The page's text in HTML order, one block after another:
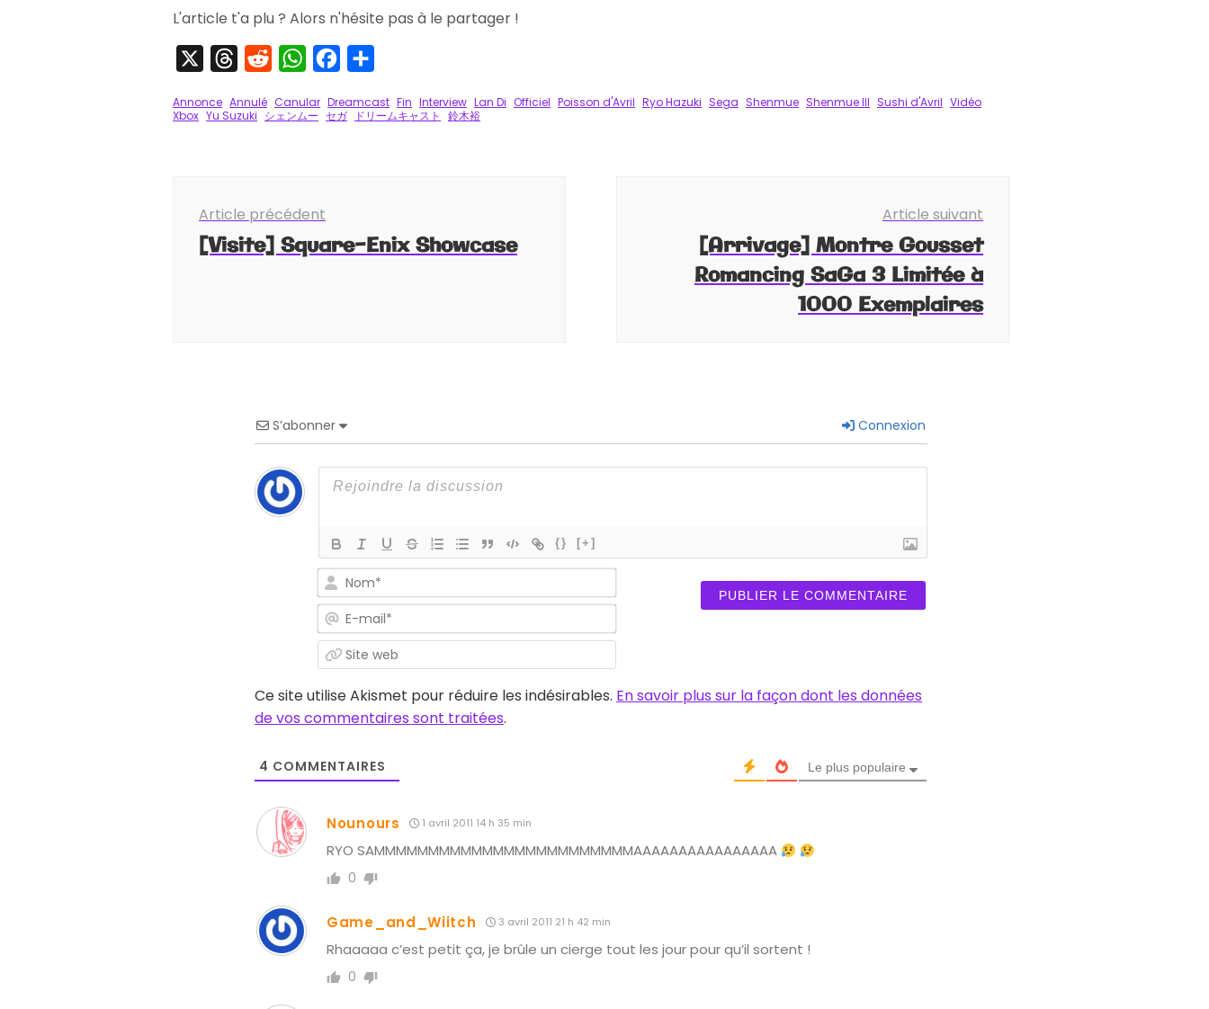
L'article t'a plu ? Alors n'hésite pas à le partager !
ThreadsRedditWhatsAppFacebook
Annonce Annulé Canular Dreamcast Fin Interview Lan Di Officiel Poisson d'Avril Ryo Hazuki Sega Shenmue Shenmue III Sushi d'Avril Vidéo
Xbox Yu Suzuki シェンムー セガ ドリームキャスト 鈴木裕
d'article
Article précédent
[Visite] Square-Enix Showcase
Article suivant
[Arrivage] Montre Gousset
Romancing SaGa 3 Limitée à
1000 Exemplaires
S’abonner Connexion
{} [+]
mail*
web
Ce site utilise Akismet pour réduire les indésirables. En savoir plus sur la façon dont les données
de vos commentaires sont traitées.
4 COMMENTAIRES Le plus populaire
Nounours 1 avril 2011 14 h 35 min
RYO SAMMMMMMMMMMMMMMMMMMMMMMMMAAAAAAAAAAAAAAAA
0
Game_and_Wiitch 3 avril 2011 21 h 42 min
Rhaaaaa c’est petit ça, je brûle un cierge tout les jour pour qu’il sortent !
0